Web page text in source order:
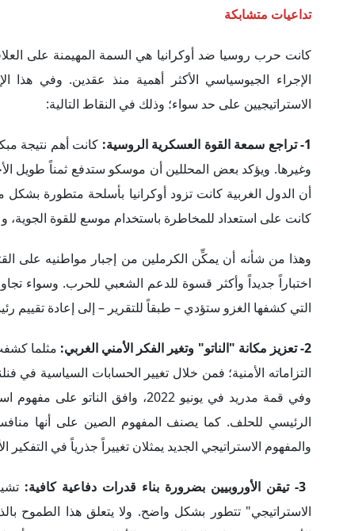
تداعيات متشابكة
الإجراء الجيوسياسي الأكثر أهمية منذ عقدين. وفي
الاستراتيجيين على حد سواء؛ وذلك في النقاط التالية:
1- تراجع سمعة القوة العسكرية الروسية:
كانت أهم نتيجة
وغيرها. ويؤكد بعض المحللين أن موسكو ستدفع ثمناً طويل
أن الدول الغربية كانت تزود أوكرانيا بأسلحة متطورة
كانت على استعداد للمخاطرة باستخدام موسع للقوة الجوية،
وهذا من شأنه أن يمكِّن الكرملين من إجبار مواطنيه على
اختباراً جديداً وأكثر قسوة للدعم الشعبي للحرب. وسواء
التي كشفها الغزو ستؤدي – طبقاً للتقرير – إلى إعادة تقييم
2- تعزيز مكانة "الناتو" وتغير الفكر الأمني الغربي:
مثلما
التزاماته الأمنية؛ فمن خلال تغيير الحسابات السياسية في
الرئيسي للحلف. كما يصنف المفهوم الصين على أنها
والمفهوم الاستراتيجي الجديد يمثلان تغييراً جذرياً في التفكير
3- تيقن الأوروبيين بضرورة بناء قدرات دفاعية كافية :
الاستراتيجي" تتطور بشكل واضح. ولا يتعلق هذا الطموح